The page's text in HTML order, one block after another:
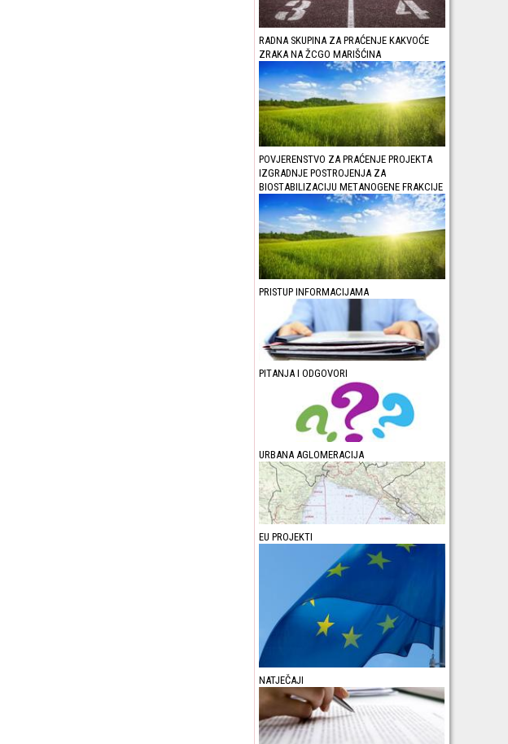
RADNA SKUPINA ZA PRAĆENJE KAKVOĆE
ZRAKA NA ŽCGO MARIŠĆINA
POVJERENSTVO ZA PRAĆENJE PROJEKTA
IZGRADNJE POSTROJENJA ZA
BIOSTABILIZACIJU METANOGENE FRAKCIJE
PRISTUP INFORMACIJAMA
PITANJA I ODGOVORI
URBANA AGLOMERACIJA
EU PROJEKTI
NATJEČAJI